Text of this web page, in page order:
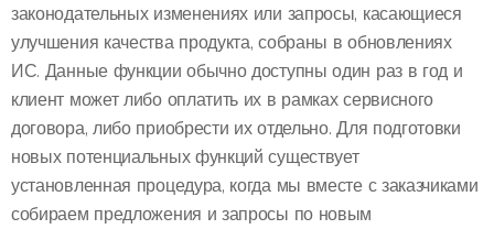
законодательных изменениях или запросы, касающиеся
улучшения качества продукта, собраны в обновлениях
ИС. Данные функции обычно доступны один раз в год и
клиент может либо оплатить их в рамках сервисного
договора, либо приобрести их отдельно. Для подготовки
новых потенциальных функций существует
установленная процедура, когда мы вместе с заказчиками
собираем предложения и запросы по новым